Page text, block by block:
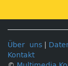
Über uns
Kontakt